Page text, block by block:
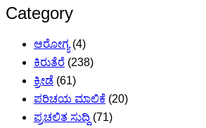
Category
ಆರೋಗ್ಯ(4)
ಕಿರುತೆರೆ (238)
ಕ್ರೀಡೆ (61)
ಪರಿಚಯ ಮಾಲಿಕೆ (20)
ಪ್ರಚಲಿತ ಸುದ್ದಿ (71)